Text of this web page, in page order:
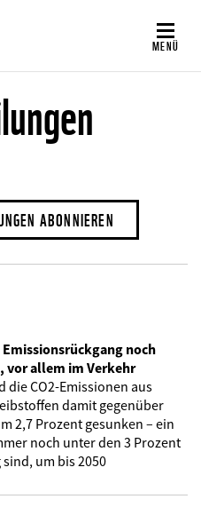
MENÜ
ABONNIEREN
noch
vor allem im Verkehr
die CO2-Emissionen aus
damit gegenüber
2,7 Prozent gesunken – ein
noch unter den 3 Prozent
um bis 2050